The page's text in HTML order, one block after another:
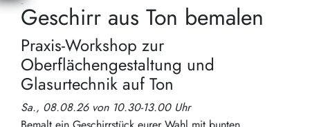
Geschirr aus Ton bemalen
Praxis-Workshop zur
Oberflächengestaltung und
Glasurtechnik auf Ton
Sa., 08.08.26 von 10.30-13.00 Uhr